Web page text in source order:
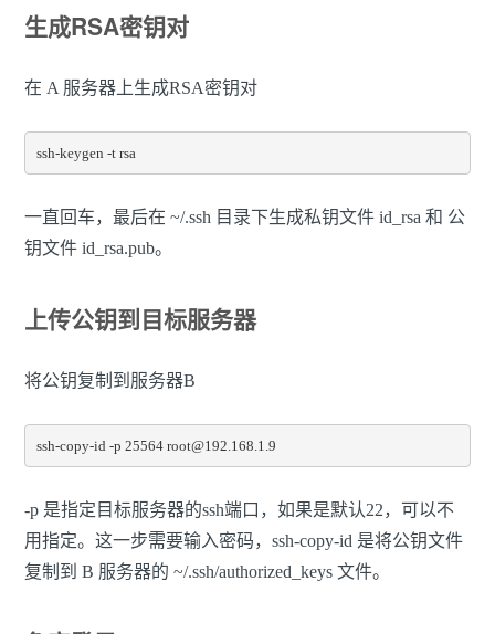
生成RSA密钥对
在 A 服务器上生成RSA密钥对
ssh-keygen -t rsa
一直回车，最后在 ~/.ssh 目录下生成私钥文件 id_rsa 和 公
钥文件 id_rsa.pub。
上传公钥到目标服务器
将公钥复制到服务器B
ssh-copy-id -p 25564 root@192.168.1.9
-p 是指定目标服务器的ssh端口，如果是默认22，可以不
用指定。这一步需要输入密码，ssh-copy-id 是将公钥文件
复制到 B 服务器的 ~/.ssh/authorized_keys 文件。